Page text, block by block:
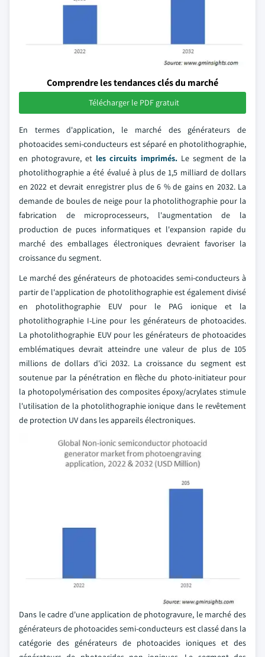
Comprendre les tendances clés du marché
Télécharger le PDF gratuit
En termes d'application, le marché des générateurs de
photoacides semi-conducteurs est séparé en photolithographie,
en photogravure, et les circuits imprimés.Le segment de la
photolithographie a été évalué à plus de 1,5 milliard de dollars
en 2022 et devrait enregistrer plus de 6 % de gains en 2032. La
demande de boules de neige pour la photolithographie pour la
fabrication de microprocesseurs, l'augmentation de la
production de puces informatiques et l'expansion rapide du
marché des emballages électroniques devraient favoriser la
croissance du segment.
Le marché des générateurs de photoacides semi-conducteurs à
partir de l'application de photolithographie est également divisé
en photolithographie EUV pour le PAG ionique et la
photolithographie I-Line pour les générateurs de photoacides.
La photolithographie EUV pour les générateurs de photoacides
emblématiques devrait atteindre une valeur de plus de 105
millions de dollars d'ici 2032. La croissance du segment est
soutenue par la pénétration en flèche du photo-initiateur pour
la photopolymérisation des composites époxy/acrylates stimule
l'utilisation de la photolithographie ionique dans le revêtement
de protection UV dans les appareils électroniques.
Dans le cadre d'une application de photogravure, le marché des
générateurs de photoacides semi-conducteurs est classé dans la
catégorie des générateurs de photoacides ioniques et des